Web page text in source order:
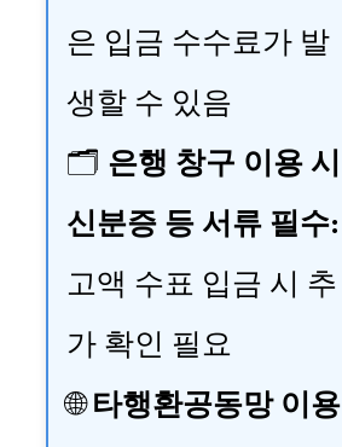
은 입금 수수료가 발
생할 수 있음
🗂️ 은행 창구 이용 시
신분증 등 서류 필수:
고액 수표 입금 시 추
가 확인 필요
🌐타행환공동망 이용